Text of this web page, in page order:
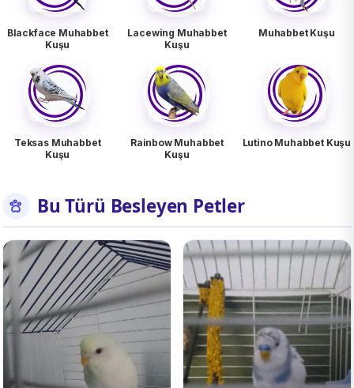
Blackface Muhabbet
Kuşu
Lacewing Muhabbet
Kuşu
Muhabbet Kuşu
Teksas Muhabbet
Kuşu
Rainbow Muhabbet
Kuşu
Lutino Muhabbet Kuşu
Bu Türü Besleyen Petler